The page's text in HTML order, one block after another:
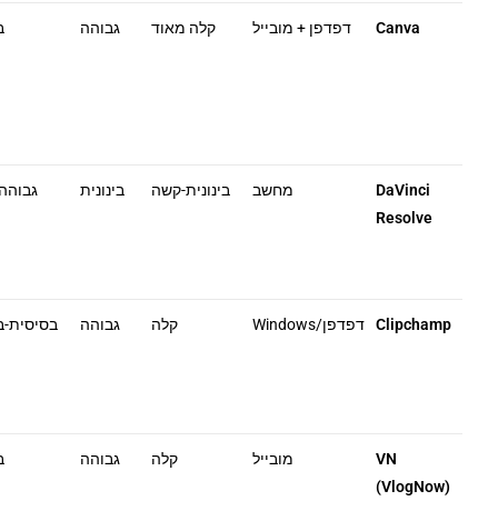
Canva דפדפן + מובייל קלה מאוד גבוהה
DaVinci
Resolve
מחשב בינונית-קשה בינונית
Clipchamp דפדפן/Windows קלה גבוהה בסיסית-
VN
(VlogNow)
מובייל קלה גבוהה